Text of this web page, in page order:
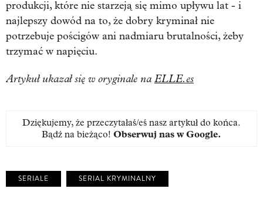
produkcji, które nie starzeją się mimo upływu lat - i
najlepszy dowód na to, że dobry kryminał nie
potrzebuje pościgów ani nadmiaru brutalności, żeby
trzymać w napięciu.
Artykuł ukazał się w oryginale na ELLE.es
Dziękujemy, że przeczytałaś/eś nasz artykuł do końca.
Bądź na bieżąco! Obserwuj nas w Google.
SERIALE SERIAL KRYMINALNY